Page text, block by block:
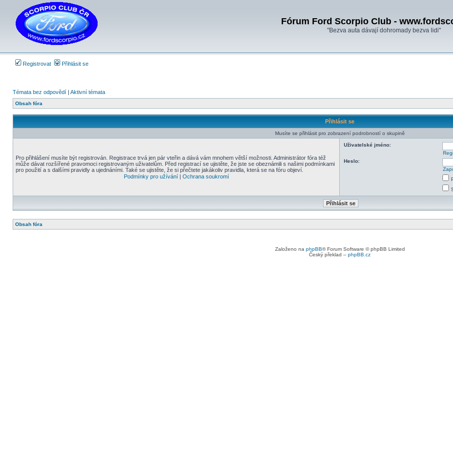
Fórum Ford Scorpio Club -
"Bezva auta dávají dohromady bezva lidi"
Registrovat Přihlásit se
Témata bez odpovědí | Aktivní témata
Obsah fóra
Přihlásit se
Musíte se přihlásit pro zobrazení podrobností o skupině
Pro přihlášení musíte být registrován. Registrace trvá jen pár vteřin a dává vám mnohem větší možnosti. Administrátor fóra též
může dávat rozšířené pravomoci registrovaným uživatelům. Před registrací se ujistěte, že jste se obeznámili s našimi podmínkami
pro použití a s dalšími pravidly a ujednáními. Také se ujistěte, že si přečtete jakákoliv pravidla, která se na fóru objeví.
Podmínky pro užívání| Ochrana soukromí
Uživatelské jméno:
Heslo:
Obsah fóra
Založeno na phpBB® Forum Software © phpBB Limited
Český překlad – phpBB.cz